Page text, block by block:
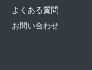
よくある質問
お問い合わせ